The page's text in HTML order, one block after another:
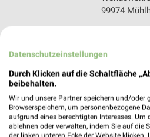
99974
Heute
Datenschutzeinstellungen
Durch Klicken auf die Schaltfläche
beibehalten.
Wir und unsere Partner speichern und/oder
Browserspeichern, um personenbezogene
aufgrund eines berechtigten Interesses. Um
ablehnen oder verwalten, indem Sie auf die